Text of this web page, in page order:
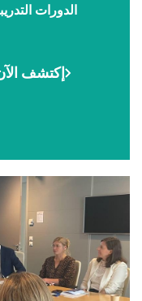
الدورات
Lien
إكتشف